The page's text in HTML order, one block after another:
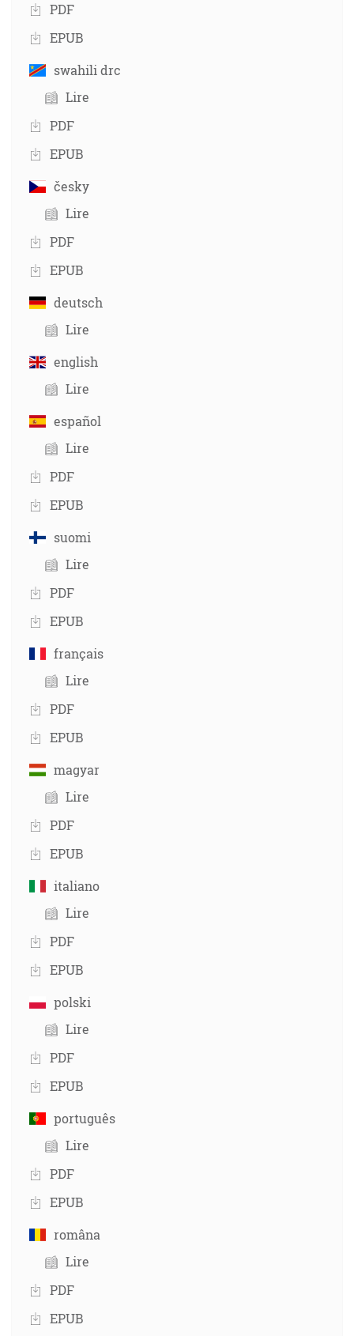
PDF
EPUB
swahili drc
Lire
PDF
EPUB
česky
Lire
PDF
EPUB
deutsch
Lire
english
Lire
español
Lire
PDF
EPUB
suomi
Lire
PDF
EPUB
français
Lire
PDF
EPUB
magyar
Lire
PDF
EPUB
italiano
Lire
PDF
EPUB
polski
Lire
PDF
EPUB
português
Lire
PDF
EPUB
româna
Lire
PDF
EPUB